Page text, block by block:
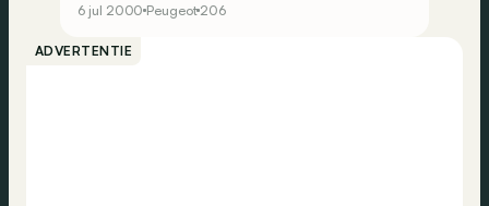
6 jul 2000 Peugeot 206
ADVERTENTIE